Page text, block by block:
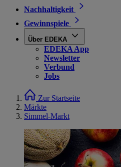
Nachhaltigkeit
Gewinnspiele
Über EDEKA
EDEKA App
Newsletter
Verbund
Jobs
Zur Startseite
Märkte
Simmel-Markt